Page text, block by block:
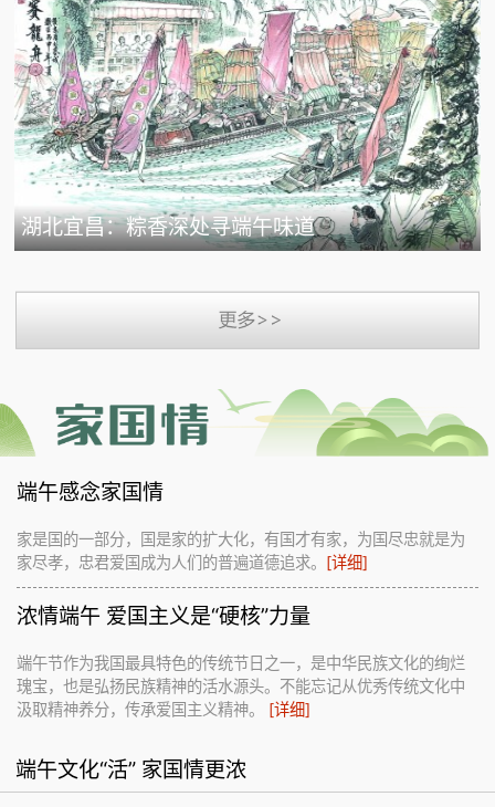
湖北宜昌：粽香深处寻端午味道
端午感念家国情
家是国的一部分，国是家的扩大化，有国才有家，为国尽忠就是为
家尽孝，忠君爱国成为人们的普遍道德追求。 [详细]
浓情端午 爱国主义是“硬核”力量
端午节作为我国最具特色的传统节日之一，是中华民族文化的绚烂
瑰宝，也是弘扬民族精神的活水源头。不能忘记从优秀传统文化中
汲取精神养分，传承爱国主义精神。 [详细]
端午文化“活” 家国情更浓